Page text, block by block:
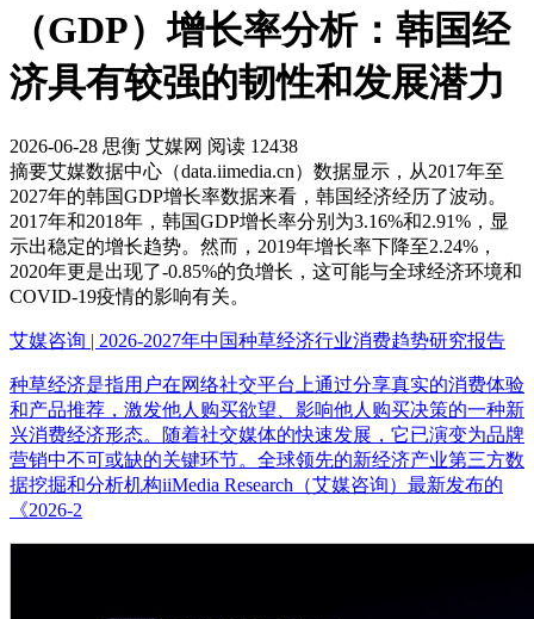
（GDP）增长率分析：韩国经
济具有较强的韧性和发展潜力
2026-06-28 思衡 艾媒网 阅读 12438
摘要艾媒数据中心（data.iimedia.cn）数据显示，从2017年至
2027年的韩国GDP增长率数据来看，韩国经济经历了波动。
2017年和2018年，韩国GDP增长率分别为3.16%和2.91%，显
示出稳定的增长趋势。然而，2019年增长率下降至2.24%，
2020年更是出现了-0.85%的负增长，这可能与全球经济环境和
COVID-19疫情的影响有关。
艾媒咨询 | 2026-2027年中国种草经济行业消费趋势研究报告
种草经济是指用户在网络社交平台上通过分享真实的消费体验
和产品推荐，激发他人购买欲望、影响他人购买决策的一种新
兴消费经济形态。随着社交媒体的快速发展，它已演变为品牌
营销中不可或缺的关键环节。全球领先的新经济产业第三方数
据挖掘和分析机构iiMedia Research（艾媒咨询）最新发布的
《2026-2